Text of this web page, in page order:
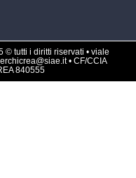
© tutti i diritti riservati • viale
• CF/CCIA
840555